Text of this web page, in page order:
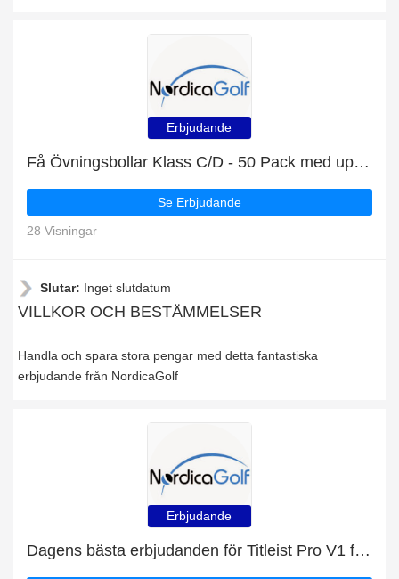
Erbjudande
Få Övningsbollar Klass C/D - 50 Pack med upp till 6% rabatt
Se Erbjudande
28 Visningar
Slutar: Inget slutdatum
VILLKOR OCH BESTÄMMELSER
Handla och spara stora pengar med detta fantastiska
erbjudande från NordicaGolf
Erbjudande
Dagens bästa erbjudanden för Titleist Pro V1 före 2017 Klass A/B Golfbollar-50 Pack, med en minsta rabatt på 5.4%